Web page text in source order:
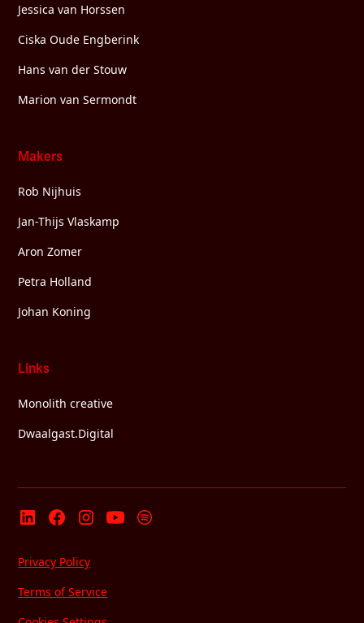
Jessica van Horssen
Ciska Oude Engberink
Hans van der Stouw
Marion van Sermondt
Makers
Rob Nijhuis
Jan-Thijs Vlaskamp
Aron Zomer
Petra Holland
Johan Koning
Links
Monolith creative
Dwaalgast.Digital
Privacy Policy
Terms of Service